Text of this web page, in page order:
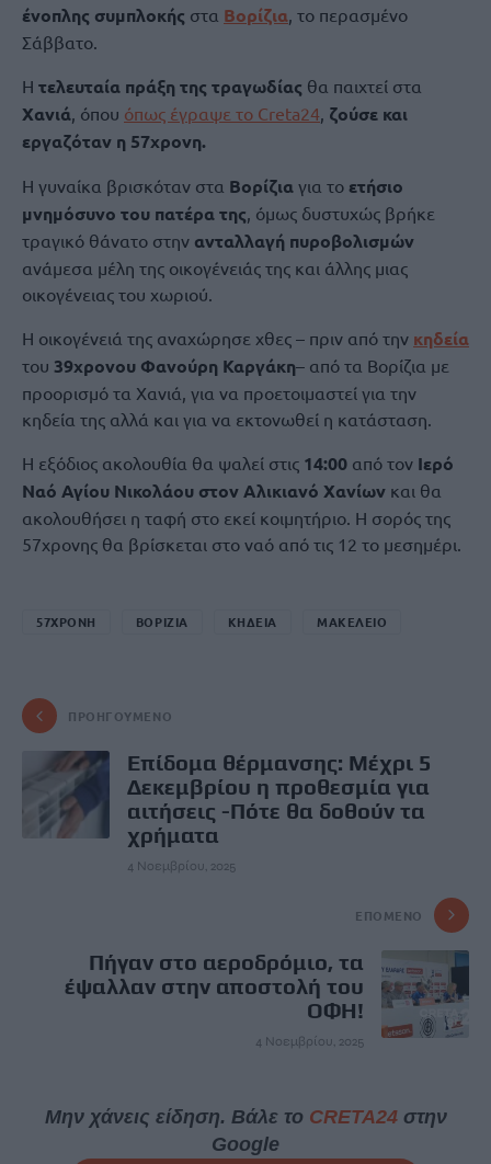
ένοπλης συμπλοκής στα Βορίζια, το περασμένο
Σάββατο.
Η τελευταία πράξη της τραγωδίας θα παιχτεί στα
Χανιά, όπου όπως έγραψε το Creta24, ζούσε και
εργαζόταν η 57χρονη.
Η γυναίκα βρισκόταν στα Βορίζια για το ετήσιο
μνημόσυνο του πατέρα της, όμως δυστυχώς βρήκε
τραγικό θάνατο στην ανταλλαγή πυροβολισμών
ανάμεσα μέλη της οικογένειάς της και άλλης μιας
οικογένειας του χωριού.
Η οικογένειά της αναχώρησε χθες – πριν από την κηδεία
του 39χρονου Φανούρη Καργάκη– από τα Βορίζια με
προορισμό τα Χανιά, για να προετοιμαστεί για την
κηδεία της αλλά και για να εκτονωθεί η κατάσταση.
Η εξόδιος ακολουθία θα ψαλεί στις 14:00 από τον Ιερό
Ναό Αγίου Νικολάου στον Αλικιανό Χανίων και θα
ακολουθήσει η ταφή στο εκεί κοιμητήριο. Η σορός της
57χρονης θα βρίσκεται στο ναό από τις 12 το μεσημέρι.
57ΧΡΟΝΗ ΒΟΡΙΖΙΑ ΚΗΔΕΙΑ ΜΑΚΕΛΕΙΟ
ΠΡΟΗΓΟΎΜΕΝΟ
Επίδομα θέρμανσης: Μέχρι 5
Δεκεμβρίου η προθεσμία για
αιτήσεις -Πότε θα δοθούν τα
χρήματα
4 Νοεμβρίου, 2025
ΕΠΌΜΕΝΟ
Πήγαν στο αεροδρόμιο, τα
έψαλλαν στην αποστολή του
ΟΦΗ!
4 Νοεμβρίου, 2025
Μην χάνεις είδηση. Βάλε το CRETA24στην
Google